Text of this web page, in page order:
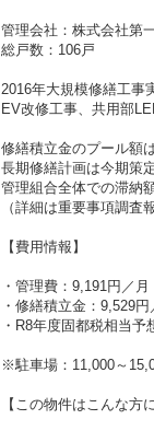
管理会社：株式会社第
総戸数：106戸
2016年大規模修繕工事
EV改修工事、共用部
修繕積立金のプール額
長期修繕計画は今期策
管理組合全体での滞納
（詳細は重要事項調査
【費用情報】
・管理費：9,191円／月
・修繕積立金：9,529円
・R8年度固都税相当予
※駐車場：11,000～
【この物件はこんな方